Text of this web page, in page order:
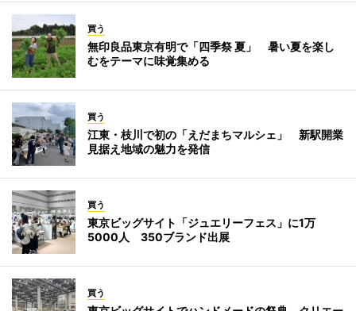
買う
無印良品東京有明で「四季祭 夏」 暑い夏を楽し
むをテーマに味覚集める
買う
江東・枝川で初の「えだまちマルシェ」 新駅開業
見据え地域の魅力を発信
買う
東京ビッグサイト「ジュエリーフェス」に1万
5000人 350ブランド出展
買う